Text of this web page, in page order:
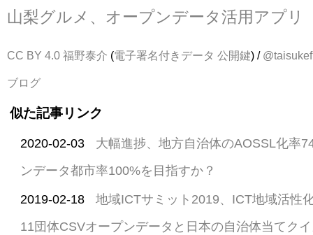
山梨グルメ、オープンデータ活用アプリ
CC BY 4.0 福野泰介 (電子署名付きデータ 公開鍵) / @taisukef
ブログ
似た記事リンク
2020-02-03
大幅進捗、地方自治体のAOSSL化率
ンデータ都市率100%を目指すか？
2019-02-18
地域ICTサミット2019、ICT地域活性
11団体CSVオープンデータと日本の自治体当てク